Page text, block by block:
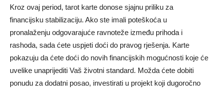
Kroz ovaj period, tarot karte donose sjajnu priliku za
financijsku stabilizaciju. Ako ste imali poteškoća u
pronalaženju odgovarajuće ravnoteže između prihoda i
rashoda, sada ćete uspjeti doći do pravog rješenja. Karte
pokazuju da ćete doći do novih financijskih mogućnosti koje će
uvelike unaprijediti Vaš životni standard. Možda ćete dobiti
ponudu za dodatni posao, investirati u projekt koji dugoročno